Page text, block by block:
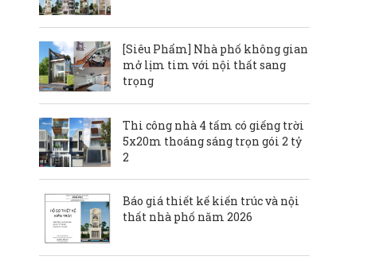
[Siêu Phẩm] Nhà phố không gian
mở lịm tim với nội thất sang
trọng
Thi công nhà 4 tấm có giếng trời
5x20m thoáng sáng trọn gói 2 tỷ
2
Báo giá thiết kế kiến trúc và nội
thất nhà phố năm 2026